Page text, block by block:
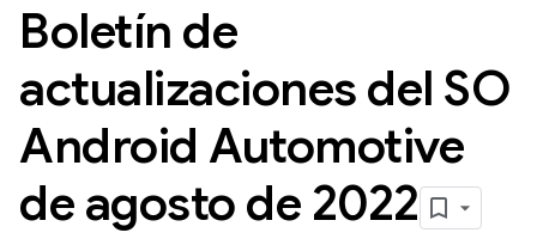
Boletín de
actualizaciones del SO
Android Automotive
de agosto de 2022